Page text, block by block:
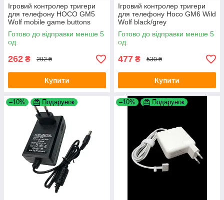
Ігровий контролер тригери
для телефону HOCO GM5
Wolf mobile game buttons
Black/grey
Готово до відправки менше 5
од.
262 ₴ 292 ₴
Купити
Ігровий контролер тригери
для телефону Hoco GM6 Wild
Wolf black/grey
Готово до відправки менше 5
од.
477 ₴ 530 ₴
Купити
–10% Подарунок –10% Подарунок